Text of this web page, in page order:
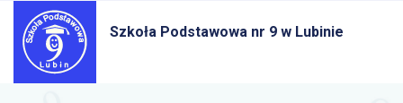
Szkoła Podstawowa nr 9 w Lubinie